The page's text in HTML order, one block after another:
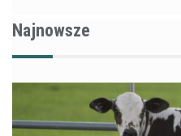
Najnowsze